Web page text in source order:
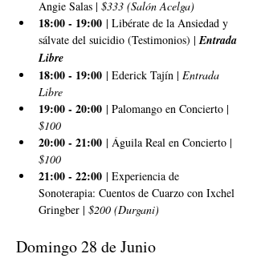
Angie Salas | $333 (Salón Acelga)
18:00 - 19:00 | Libérate de la Ansiedad y
sálvate del suicidio (Testimonios) | Entrada
Libre
18:00 - 19:00 | Ederick Tajín | Entrada
Libre
19:00 - 20:00 | Palomango en Concierto |
$100
20:00 - 21:00 | Águila Real en Concierto |
$100
21:00 - 22:00 | Experiencia de
Sonoterapia: Cuentos de Cuarzo con Ixchel
Gringber | $200 (Durgani)
Domingo 28 de Junio